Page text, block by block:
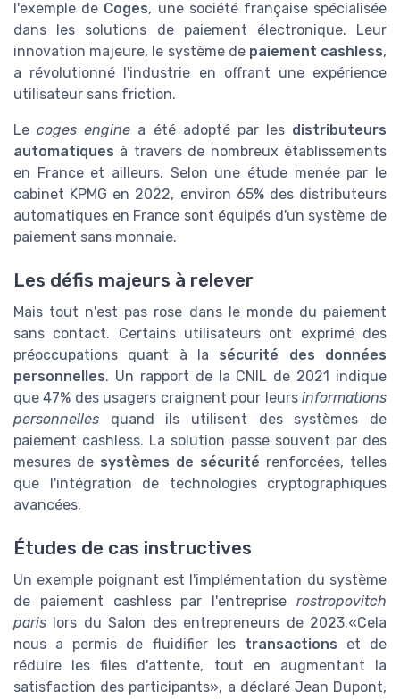
l'exemple de Coges, une société française spécialisée
dans les solutions de paiement électronique. Leur
innovation majeure, le système de paiement cashless,
a révolutionné l'industrie en offrant une expérience
utilisateur sans friction.
Lecoges engine a été adopté par les distributeurs
automatiques à travers de nombreux établissements
en France et ailleurs. Selon une étude menée par le
cabinet KPMG en 2022, environ 65% des distributeurs
automatiques en France sont équipés d'un système de
paiement sans monnaie.
Les défis majeurs à relever
Mais tout n'est pas rose dans le monde du paiement
sans contact. Certains utilisateurs ont exprimé des
préoccupations quant à la sécurité des données
personnelles. Un rapport de la CNIL de 2021 indique
que 47% des usagers craignent pour leurs informations
personnelles quand ils utilisent des systèmes de
paiement cashless. La solution passe souvent par des
mesures de systèmes de sécurité renforcées, telles
que l'intégration de technologies cryptographiques
avancées.
Études de cas instructives
Un exemple poignant est l'implémentation du système
de paiement cashless par l'entreprise rostropovitch
paris lors du Salon des entrepreneurs de 2023.
Cela
nous a permis de fluidifier les transactions et de
réduire les files d'attente, tout en augmentant la
satisfaction des participants , a déclaré Jean Dupont,